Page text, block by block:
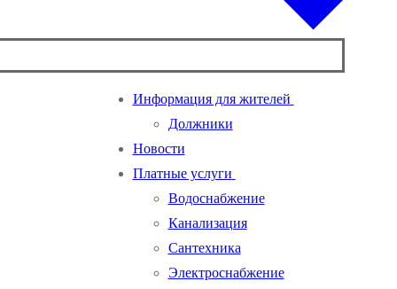
Информация для жителей
Должники
Новости
Платные услуги
Водоснабжение
Канализация
Сантехника
Электроснабжение